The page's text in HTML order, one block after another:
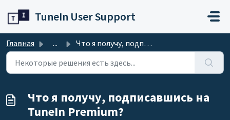
TuneIn User Support
Главная ... Что я получу, подписавшись на TuneIn Premium?
Что я получу, подписавшись на
TuneIn Premium?